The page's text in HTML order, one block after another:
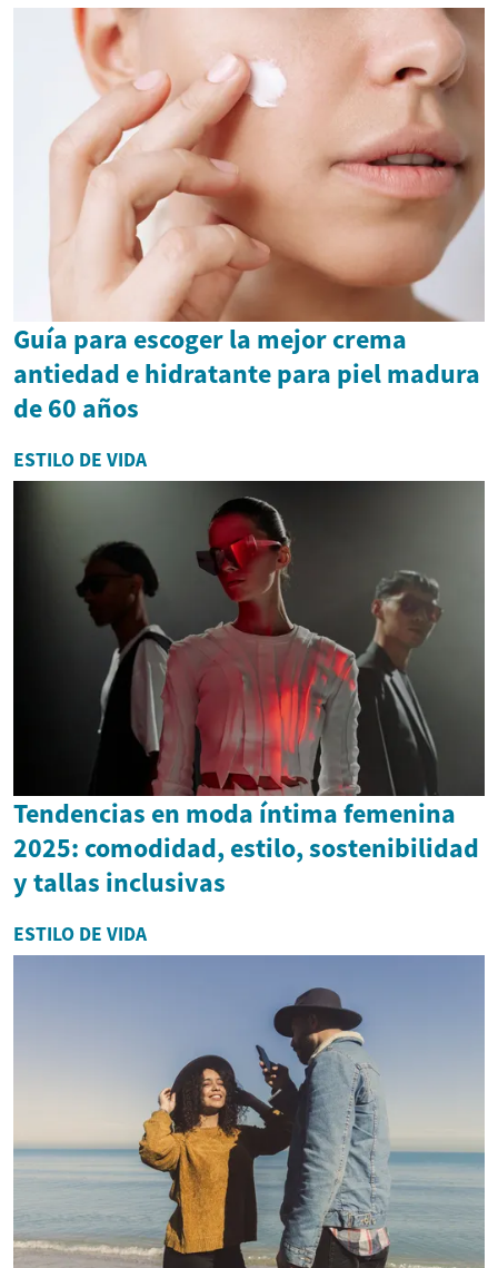
Guía para escoger la mejor crema
antiedad e hidratante para piel madura
de 60 años
ESTILO DE VIDA
Tendencias en moda íntima femenina
2025: comodidad, estilo, sostenibilidad
y tallas inclusivas
ESTILO DE VIDA